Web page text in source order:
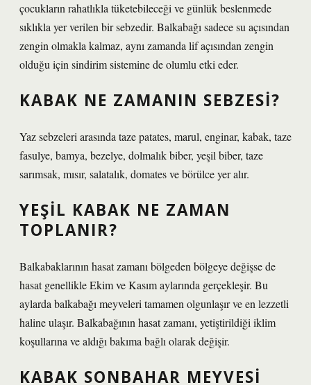
çocukların rahatlıkla tüketebileceği ve günlük beslenmede
sıklıkla yer verilen bir sebzedir. Balkabağı sadece su açısından
zengin olmakla kalmaz, aynı zamanda lif açısından zengin
olduğu için sindirim sistemine de olumlu etki eder.
KABAK NE ZAMANIN SEBZESI?
Yaz sebzeleri arasında taze patates, marul, enginar, kabak, taze
fasulye, bamya, bezelye, dolmalık biber, yeşil biber, taze
sarımsak, mısır, salatalık, domates ve börülce yer alır.
YEŞIL KABAK NE ZAMAN
TOPLANIR?
Balkabaklarının hasat zamanı bölgeden bölgeye değişse de
hasat genellikle Ekim ve Kasım aylarında gerçekleşir. Bu
aylarda balkabağı meyveleri tamamen olgunlaşır ve en lezzetli
haline ulaşır. Balkabağının hasat zamanı, yetiştirildiği iklim
koşullarına ve aldığı bakıma bağlı olarak değişir.
KABAK SONBAHAR MEYVESI